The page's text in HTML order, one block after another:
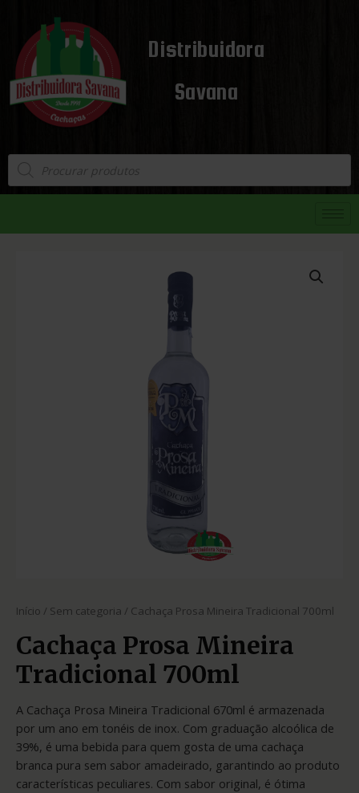
Distribuidora
Savana
Início / Sem categoria / Cachaça Prosa Mineira Tradicional 700ml
Cachaça Prosa Mineira
Tradicional 700ml
A Cachaça Prosa Mineira Tradicional 670ml é armazenada
por um ano em tonéis de inox. Com graduação alcoólica de
39%, é uma bebida para quem gosta de uma cachaça
branca pura sem sabor amadeirado, garantindo ao produto
características peculiares. Com sabor original, é ótima